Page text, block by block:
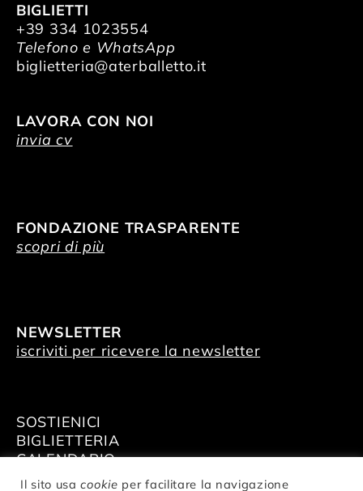
BIGLIETTI
+39 334 1023554
Telefono e WhatsApp
biglietteria@aterballetto.it
LAVORA CON NOI
invia cv
FONDAZIONE TRASPARENTE
scopri di più
NEWSLETTER
iscriviti per ricevere la newsletter
SOSTIENICI
BIGLIETTERIA
CALENDARIO
AFFITTA GLI SPAZI
Il sito usacookie per facilitare la navigazione